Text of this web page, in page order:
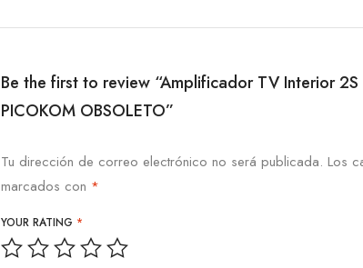
Be the first to review “Amplificador TV Interior
PICOKOM OBSOLETO”
Tu dirección de correo electrónico no será publicada. Los
marcados con *
YOUR RATING *